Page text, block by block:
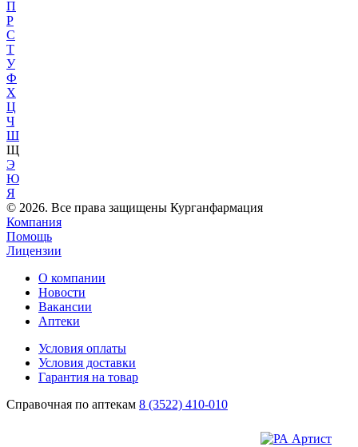
П
Р
С
Т
У
Ф
Х
Ц
Ч
Ш
Щ
Э
Ю
Я
© 2026. Все права защищены Курганфармация
Компания
Помощь
Лицензии
О компании
Новости
Вакансии
Аптеки
Условия оплаты
Условия доставки
Гарантия на товар
Справочная по аптекам 8 (3522) 410-010